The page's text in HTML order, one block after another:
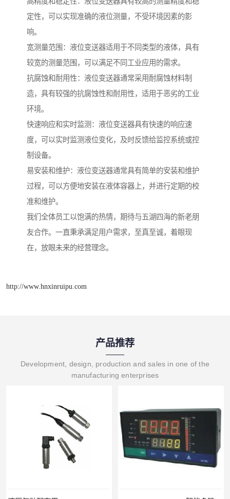
定性，可以实现准确的液位测量，不受环境因素的影
响。
宽测量范围：液位变送器适用于不同类型的液体，具有
较宽的测量范围，可以满足不同工业应用的需求。
抗腐蚀和耐用性：液位变送器通常采用耐腐蚀材料制
造，具有较强的抗腐蚀性和耐用性，适用于恶劣的工业
环境。
快速响应和实时监测：液位变送器具有快速的响应速
度，可以实时监测液位变化，及时反馈给监控系统或控
制设备。
易安装和维护：液位变送器通常具有简单的安装和维护
过程，可以方便地安装在液体容器上，并进行定期的校
准和维护。
我们全体员工以饱满的热情，期待与五湖四海的新老朋
友合作。一直秉承满足用户需求，至真至诚，着眼现
在，放眼未来的经营理念。
http://www.hnxinruipu.com
产品推荐
Development, design, production and sales in one of the
manufacturing enterprises